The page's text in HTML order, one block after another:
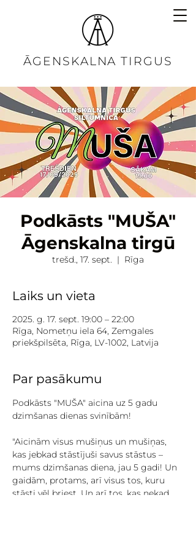
ĀGENSKALNA TIRGUS
Podkāsts "MUŠA"
Āgenskalna tirgū
trešd., 17. sept.
  |
Rīga
Laiks un vieta
2025. g. 17. sept. 19:00 – 22:00
Rīga, Nometņu iela 64, Zemgales
priekšpilsēta, Rīga, LV-1002, Latvija
Par pasākumu
Podkāsts "MUŠA" aicina uz 5 gadu
dzimšanas dienas svinībām!
"Aicinām visus mušiņus un mušiņas,
kas jebkad stāstījuši savus stāstus –
mums dzimšanas diena, jau 5 gadi! Un
gaidām, protams, arī visus tos, kuru
stāsti vēl briest. Un arī tos, kas nekad